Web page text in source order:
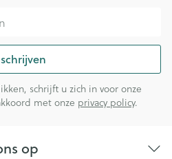
schrijft u zich in voor onze
met onze privacy policy.
op